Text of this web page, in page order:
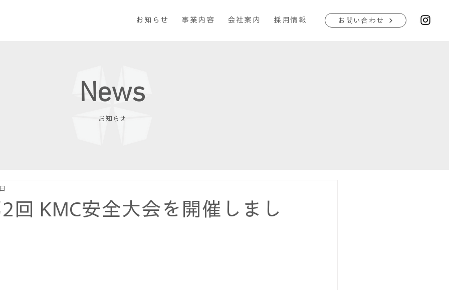
お知らせ 事業内容 会社案内 採用情報 お問い合わせ
News
お知らせ
回 KMC安全大会を開催しまし